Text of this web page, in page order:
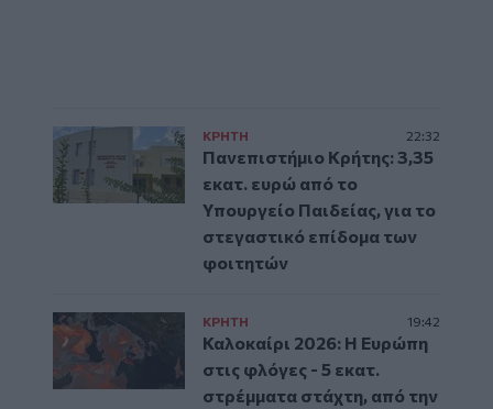
ΚΡΗΤΗ 22:32
Πανεπιστήμιο Κρήτης: 3,35
εκατ. ευρώ από το
Υπουργείο Παιδείας, για το
στεγαστικό επίδομα των
φοιτητών
ΚΡΗΤΗ 19:42
Καλοκαίρι 2026: Η Ευρώπη
στις φλόγες - 5 εκατ.
στρέμματα στάχτη, από την